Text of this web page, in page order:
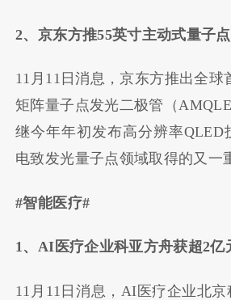
2、京东方推55英寸主动式量子
11月11日消息，京东方推出全球
矩阵量子点发光二极管（
继今年年初发布高分辨率QLED
电致发光量子点领域取得的又一
#智能医疗#
1、AI医疗企业科亚方舟获超2亿
11月11日消息，AI医疗企业北